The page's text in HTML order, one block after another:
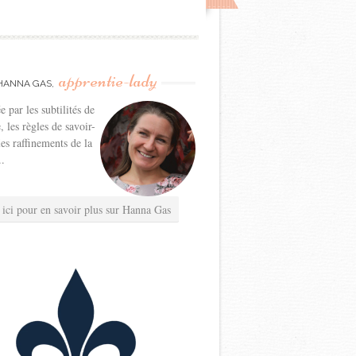
GAS, apprentie-lady
par les subtilités de
les règles de savoir-
raffinements de la
pour en savoir plus sur Hanna Gas